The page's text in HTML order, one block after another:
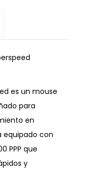
es un mouse
para
en
equipado con
PPP que
y